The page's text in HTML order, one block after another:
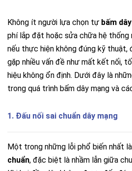
Không ít người lựa chọn tự bấm
phí lắp đặt hoặc sửa chữa hệ thống
nếu thực hiện không đúng kỹ
gặp nhiều vấn đề như mất kết nối,
hiệu không ổn định. Dưới đây là
trong quá trình bấm dây mạng và
1. Đấu nối sai chuẩn dây mạng
Một trong những lỗi phổ biến nhất là
chuẩn, đặc biệt là nhầm lẫn giữa